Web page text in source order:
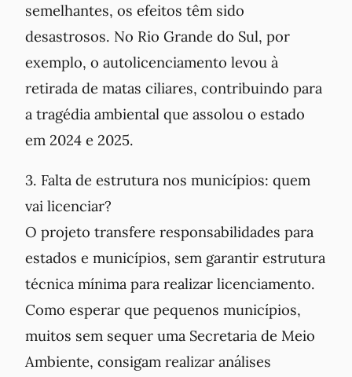
semelhantes, os efeitos têm sido
desastrosos. No Rio Grande do Sul, por
exemplo, o autolicenciamento levou à
retirada de matas ciliares, contribuindo para
a tragédia ambiental que assolou o estado
em 2024 e 2025.
3. Falta de estrutura nos municípios: quem
vai licenciar?
O projeto transfere responsabilidades para
estados e municípios, sem garantir estrutura
técnica mínima para realizar licenciamento.
Como esperar que pequenos municípios,
muitos sem sequer uma Secretaria de Meio
Ambiente, consigam realizar análises